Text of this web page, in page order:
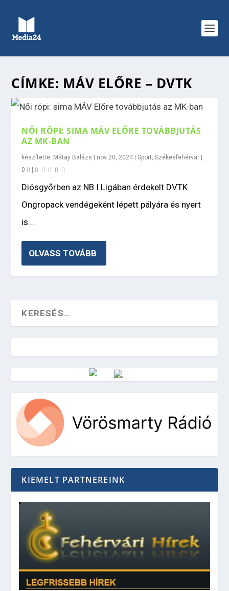
CÍMKE: MÁV ELŐRE – DVTK
NŐI RÖPI: SIMA MÁV ELŐRE TOVÁBBJUTÁS
AZ MK-BAN
készítette: Mátay Balázs nov 20, 2024 |Sport,Székesfehérvár
0
Diósgyőrben az NB I Ligában érdekelt DVTK
Ongropack vendégeként lépett pályára és nyert
is...
OLVASS TOVÁBB
Vörösmarty Rádió
KIEMELT PARTNEREINK